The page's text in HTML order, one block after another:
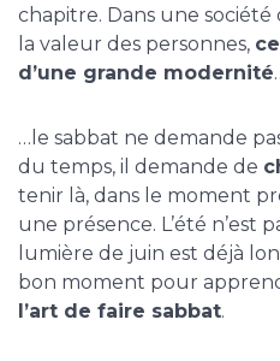
chapitre. Dans une
la valeur des personnes,
d’une grande modernité
…le sabbat ne demande
du temps, il demande de
tenir là, dans le moment
une présence. L’été n’est
lumière de juin est déjà
bon moment pour
l’art de faire sabbat.